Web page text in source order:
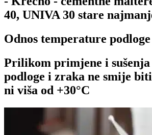
40, UNIVA 30 stare
Odnos temperature
Prilikom primjene i
podloge i zraka ne smije
ni viša od +30°C